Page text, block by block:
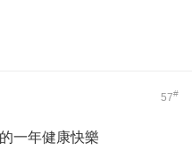
57#
一年健康快樂